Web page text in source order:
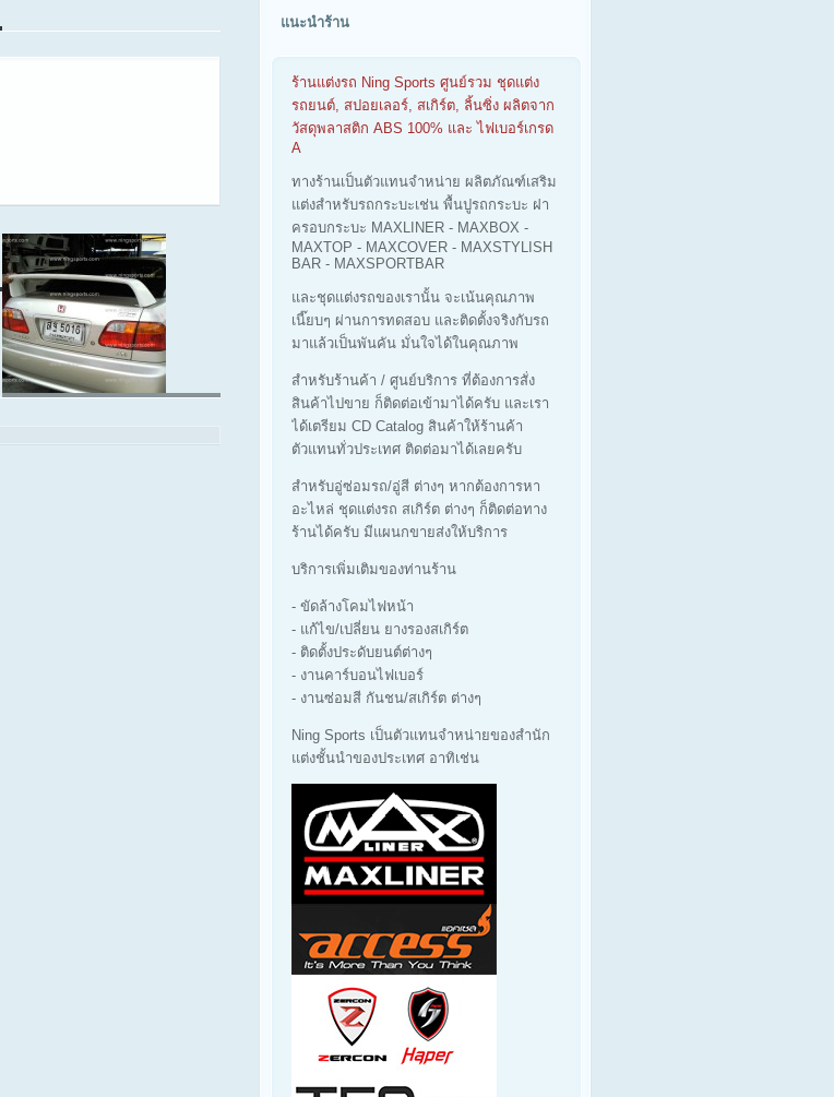
แนะนำร้าน
ร้านแต่งรถ Ning Sports ศูนย์รวม ชุดแต่ง
รถยนต์, สปอยเลอร์, สเกิร์ต, ลิ้นซิ่ง ผลิตจาก
วัสดุพลาสติก ABS 100% และ ไฟเบอร์เกรด
A
ทางร้านเป็นตัวแทนจำหน่าย ผลิตภัณฑ์เสริม
แต่งสำหรับรถกระบะเช่น พื้นปูรถกระบะ ฝา
ครอบกระบะ MAXLINER - MAXBOX -
MAXTOP - MAXCOVER - MAXSTYLISH
BAR - MAXSPORTBAR
และชุดแต่งรถของเรานั้น จะเน้นคุณภาพ
เนี๊ยบๆ ผ่านการทดสอบ และติดตั้งจริงกับรถ
มาแล้วเป็นพันคัน มั่นใจได้ในคุณภาพ
สำหรับร้านค้า / ศูนย์บริการ ที่ต้องการสั่ง
สินค้าไปขาย ก็ติดต่อเข้ามาได้ครับ และเรา
ได้เตรียม CD Catalog สินค้าให้ร้านค้า
ตัวแทนทั่วประเทศ ติดต่อมาได้เลยครับ
สำหรับอู่ซ่อมรถ/อู่สี ต่างๆ หากต้องการหา
อะไหล่ ชุดแต่งรถ สเกิร์ต ต่างๆ ก็ติดต่อทาง
ร้านได้ครับ มีแผนกขายส่งให้บริการ
บริการเพิ่มเติมของท่านร้าน
- ขัดล้างโคมไฟหน้า
- แก้ไข/เปลี่ยน ยางรองสเกิร์ต
- ติดตั้งประดับยนต์ต่างๆ
- งานคาร์บอนไฟเบอร์
- งานซ่อมสี กันชน/สเกิร์ต ต่างๆ
Ning Sports เป็นตัวแทนจำหน่ายของสำนัก
แต่งชั้นนำของประเทศ อาทิเช่น